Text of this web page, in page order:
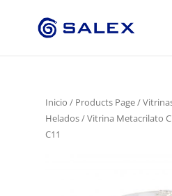
Inicio / Products Page/
Helados/ Vitrina Metacrilato
C11